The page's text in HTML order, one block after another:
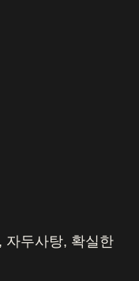
자두사탕, 확실한